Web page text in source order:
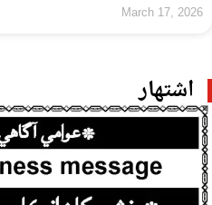
March 17, 2026
اشتهار